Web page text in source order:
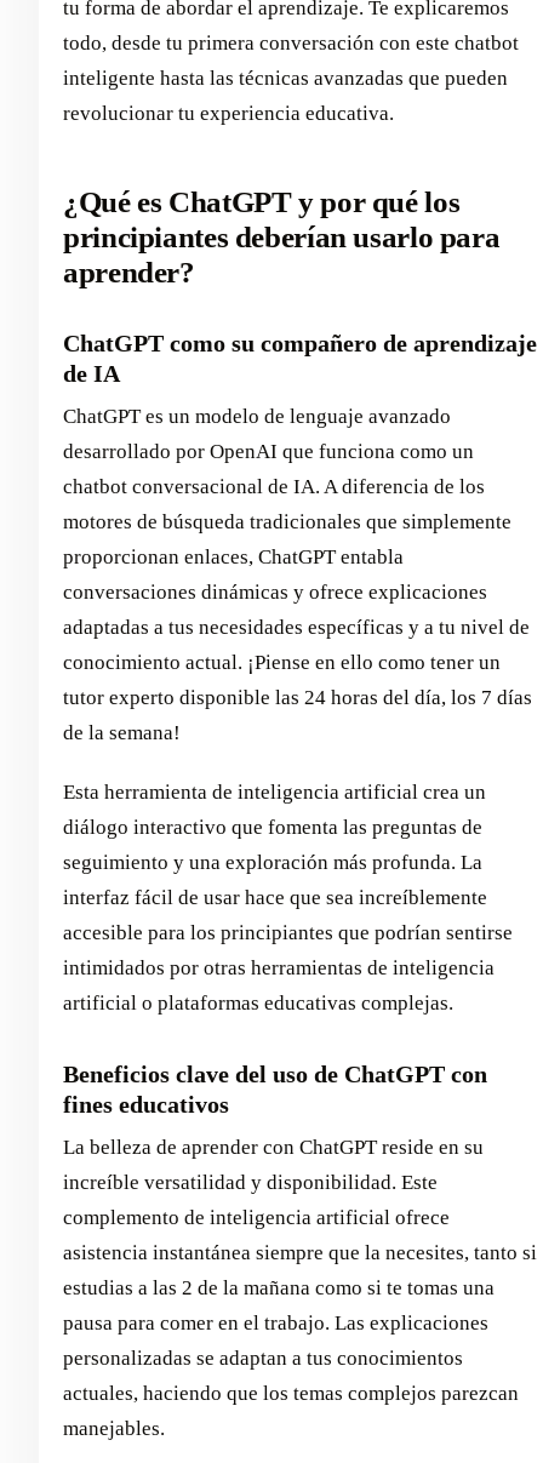
tu forma de abordar el aprendizaje. Te explicaremos
todo, desde tu primera conversación con este chatbot
inteligente hasta las técnicas avanzadas que pueden
revolucionar tu experiencia educativa.
¿Qué es ChatGPT y por qué los
principiantes deberían usarlo para
aprender?
ChatGPT como su compañero de aprendizaje
de IA
ChatGPT es un modelo de lenguaje avanzado
desarrollado por OpenAI que funciona como un
chatbot conversacional de IA. A diferencia de los
motores de búsqueda tradicionales que simplemente
proporcionan enlaces, ChatGPT entabla
conversaciones dinámicas y ofrece explicaciones
adaptadas a tus necesidades específicas y a tu nivel de
conocimiento actual. ¡Piense en ello como tener un
tutor experto disponible las 24 horas del día, los 7 días
de la semana!
Esta herramienta de inteligencia artificial crea un
diálogo interactivo que fomenta las preguntas de
seguimiento y una exploración más profunda. La
interfaz fácil de usar hace que sea increíblemente
accesible para los principiantes que podrían sentirse
intimidados por otras herramientas de inteligencia
artificial o plataformas educativas complejas.
Beneficios clave del uso de ChatGPT con
fines educativos
La belleza de aprender con ChatGPT reside en su
increíble versatilidad y disponibilidad. Este
complemento de inteligencia artificial ofrece
asistencia instantánea siempre que la necesites, tanto si
estudias a las 2 de la mañana como si te tomas una
pausa para comer en el trabajo. Las explicaciones
personalizadas se adaptan a tus conocimientos
actuales, haciendo que los temas complejos parezcan
manejables.